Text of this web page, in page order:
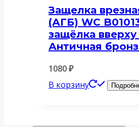
Защелка
(АГБ) WC
защёлка
Античная
1080₽
В корзину